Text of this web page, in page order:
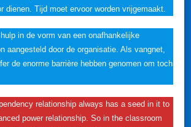
dienen. Tijd moet ervoor worden vrijgemaakt.
in de vorm van een onafhankelijke
aangesteld door de organisatie. Als vangnet,
de enorme barrière hebben genomen om toch
relationship always has a seed in it to
power relationship. So in the classroom